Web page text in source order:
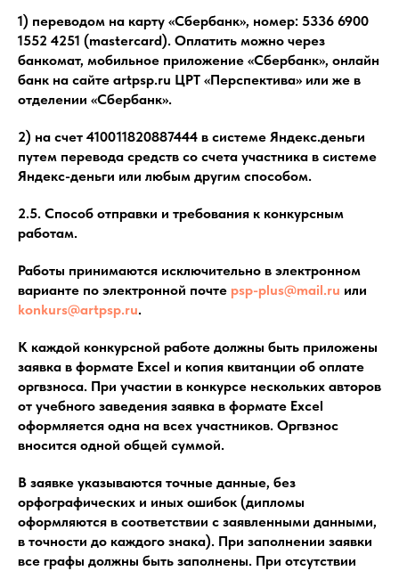
1) переводом на карту «Сбербанк», номер: 5336 6900
1552 4251 (mastercard). Оплатить можно через
банкомат, мобильное приложение «Сбербанк», онлайн
банк на сайте artpsp.ru ЦРТ «Перспектива» или же в
отделении «Сбербанк».
2) на счет 410011820887444 в системе Яндекс.деньги
путем перевода средств со счета участника в системе
Яндекс-деньги или любым другим способом.
2.5. Способ отправки и требования к конкурсным
работам.
Работы принимаются исключительно в электронном
варианте по электронной почте psp-plus@mail.ru или
konkurs@artpsp.ru.
К каждой конкурсной работе должны быть приложены
заявка в формате Excel и копия квитанции об оплате
оргвзноса. При участии в конкурсе нескольких авторов
от учебного заведения заявка в формате Excel
оформляется одна на всех участников. Оргвзнос
вносится одной общей суммой.
В заявке указываются точные данные, без
орфографических и иных ошибок (дипломы
оформляются в соответствии с заявленными данными,
в точности до каждого знака). При заполнении заявки
все графы должны быть заполнены. При отсутствии